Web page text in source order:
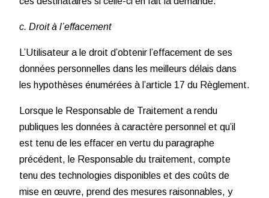
c. Droit à l’effacement
L’Utilisateur a le droit d’obtenir l’effacement de ses
données personnelles dans les meilleurs délais dans
les hypothèses énumérées à l’article 17 du Règlement.
Lorsque le Responsable de Traitement a rendu
publiques les données à caractère personnel et qu’il
est tenu de les effacer en vertu du paragraphe
précédent, le Responsable du traitement, compte
tenu des technologies disponibles et des coûts de
mise en œuvre, prend des mesures raisonnables, y